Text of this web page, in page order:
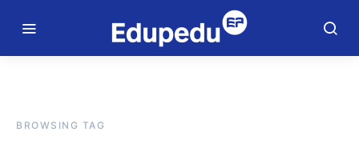
BROWSING TAG